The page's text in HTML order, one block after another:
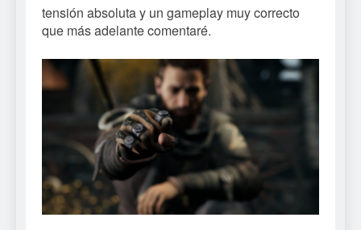
tensión absoluta y un gameplay muy correcto
que más adelante comentaré.